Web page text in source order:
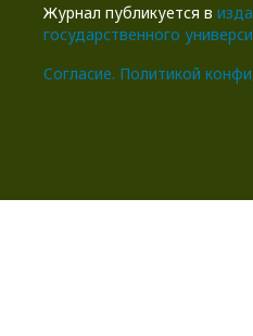
Журнал публикуется в
государственного
Cогласие. Политикой